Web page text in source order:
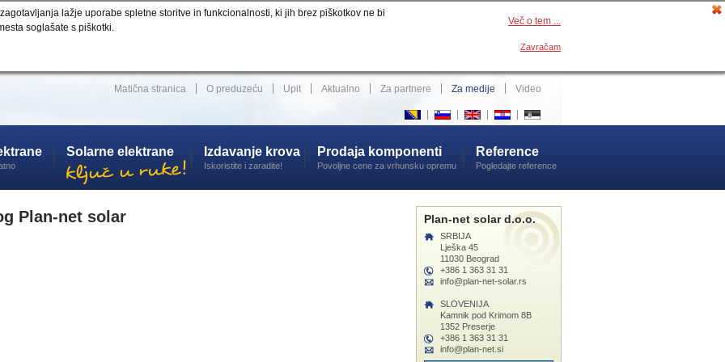
Solarne elektrane Izdavanje krova
Iskoristite i zaradite!
Prodaja komponenti
Povoljne cene za vrhunsku opremu
Reference
Pogledajte reference
Video
Za medije
Za partnere
Aktualno
Upit
O preduzeću
Matična stranica
Plan-net solar Plan-net solar d.o.o.
SRBIJA
Lješka 45
11030 Beograd
+386 1 363 31 31
info@plan-net-solar.rs
SLOVENIJA
Kamnik pod Krimom 8B
1352 Preserje
+386 1 363 31 31
info@plan-net.si
lažje uporabe spletne storitve in funkcionalnosti, ki jih brez piškotkov ne bi
soglašate s piškotki.
Več o tem ...
Zavračam